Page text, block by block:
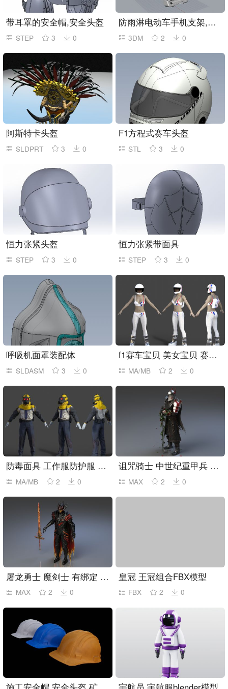
带耳罩的安全帽,安全头盔
STEP 3 0
防雨淋电动车手机支架,电瓶摩托车外卖骑手导航支架,带头盔的电动车手机支架
3DM 2 0
阿斯特卡头盔
SLDPRT 3 0
F1方程式赛车头盔
STL 3 0
恒力张紧头盔
STEP 3 0
恒力张紧带面具
STEP 3 0
呼吸机面罩装配体
SLDASM 3 0
f1赛车宝贝 美女宝贝 赛车游戏女性角色
MA/MB 2 0
防毒面具 工作服防护服 化工施工作人员
MA/MB 2 0
诅咒骑士 中世纪重甲兵 有绑定
MAX 2 0
屠龙勇士 魔剑士 有绑定 2套皮肤外观
MAX 2 0
皇冠 王冠组合FBX模型
FBX 2 0